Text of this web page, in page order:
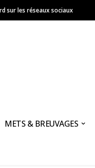
sur les réseaux sociaux
METS & BREUVAGES